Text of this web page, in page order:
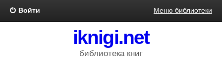
Войти Меню библиотеки
iknigi.net
библиотека книг